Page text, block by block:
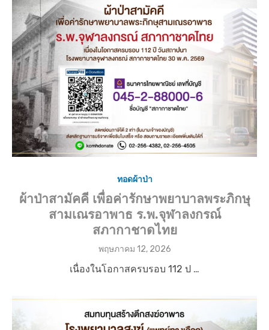
n
ทอดผ้าป่า
ผ้าป่าสามัคคี เพื่อค่ารักษาพยาบาลพระภิกษุ
สามเณรอาพาธ ร.พ.จุฬาลงกรณ์
สภากาชาดไทย
P
s
d
o
n
พฤษภาคม 12, 2026
เนื่องในโอกาสครบรอบ 112 ป …